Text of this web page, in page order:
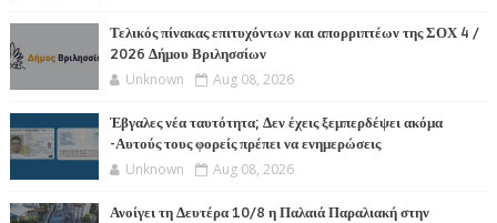
Τελικός πίνακας επιτυχόντων και απορριπτέων της ΣΟΧ 4 /
2026 Δήμου Βριλησσίων
Unknown Aug 08, 2026
Έβγαλες νέα ταυτότητα; Δεν έχεις ξεμπερδέψει ακόμα
-Αυτούς τους φορείς πρέπει να ενημερώσεις
Unknown Aug 08, 2026
Ανοίγει τη Δευτέρα 10/8 η Παλαιά Παραλιακή στην